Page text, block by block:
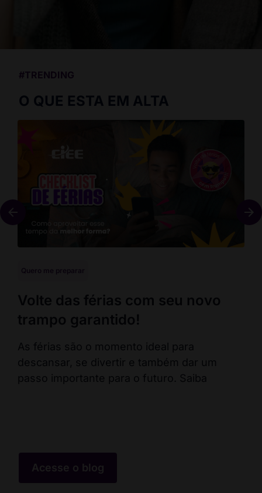
#TRENDING
O QUE ESTA EM ALTA
Volte das férias com seu novo
trampo garantido!
As férias são o momento ideal para
descansar, se divertir e também dar um
passo importante para o futuro. Saiba
Acesse o blog